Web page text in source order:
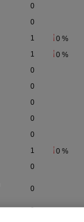
0
0
1 0 %
1 0 %
0
0
0
0
0
1 0 %
0
0
0